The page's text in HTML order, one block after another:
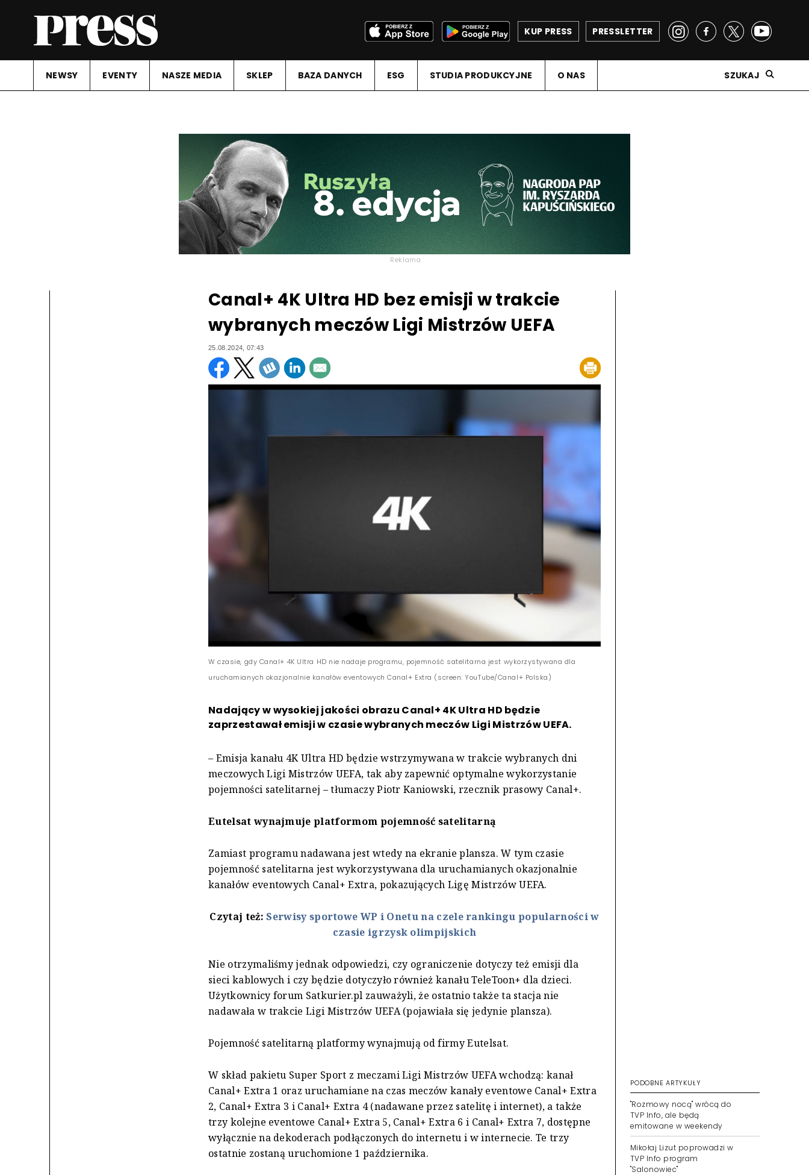
PRESSLETTER
KUP PRESS
NEWSY EVENTY NASZE MEDIA SKLEP BAZA DANYCH ESG STUDIA PRODUKCYJNE O NAS SZUKAJ
Reklama
Canal+ 4K Ultra HD bez emisji w trakcie
wybranych meczów Ligi Mistrzów UEFA
25.08.2024, 07:43
W czasie, gdy Canal+ 4K Ultra HD nie nadaje programu, pojemność satelitarna jest wykorzystywana dla
uruchamianych okazjonalnie kanałów eventowych Canal+ Extra (screen: YouTube/Canal+ Polska)
Nadający w wysokiej jakości obrazu Canal+ 4K Ultra HD będzie
zaprzestawał emisji w czasie wybranych meczów Ligi Mistrzów UEFA.
– Emisja kanału 4K Ultra HD będzie wstrzymywana w trakcie wybranych dni
meczowych Ligi Mistrzów UEFA, tak aby zapewnić optymalne wykorzystanie
pojemności satelitarnej – tłumaczy Piotr Kaniowski, rzecznik prasowy Canal+.
Eutelsat wynajmujeplatformom pojemność satelitarną
Zamiast programu nadawana jest wtedy na ekranie plansza. W tym czasie
pojemność satelitarna jest wykorzystywana dla uruchamianych okazjonalnie
kanałów eventowych Canal+ Extra, pokazujących Ligę Mistrzów UEFA.
Czytaj też:Serwisy sportowe WP i Onetu na czele rankingu popularności w
czasie igrzysk olimpijskich
Nie otrzymaliśmy jednak odpowiedzi, czy ograniczenie dotyczy też emisji dla
sieci kablowych i czy będzie dotyczyło również kanału TeleToon+ dla dzieci.
Użytkownicy forum Satkurier.pl zauważyli, że ostatnio także ta stacja nie
nadawała w trakcie Ligi Mistrzów UEFA (pojawiała się jedynie plansza).
Pojemność satelitarną platformy wynajmują od firmy Eutelsat.
W skład pakietu Super Sport z meczami Ligi Mistrzów UEFA wchodzą: kanał
Canal+ Extra 1 oraz uruchamiane na czas meczów kanały eventowe Canal+ Extra
2, Canal+ Extra 3 i Canal+ Extra 4 (nadawane przez satelitę i internet), a także
trzy kolejne eventowe Canal+ Extra 5, Canal+ Extra 6 i Canal+ Extra 7, dostępne
wyłącznie na dekoderach podłączonych do internetu i w internecie. Te trzy
ostatnie zostaną uruchomione 1 października.
PODOBNE ARTYKUŁY
"Rozmowy nocą" wrócą do
TVP Info, ale będą
emitowane w weekendy
Mikołaj Lizut poprowadzi w
TVP Info program
"Salonowiec"